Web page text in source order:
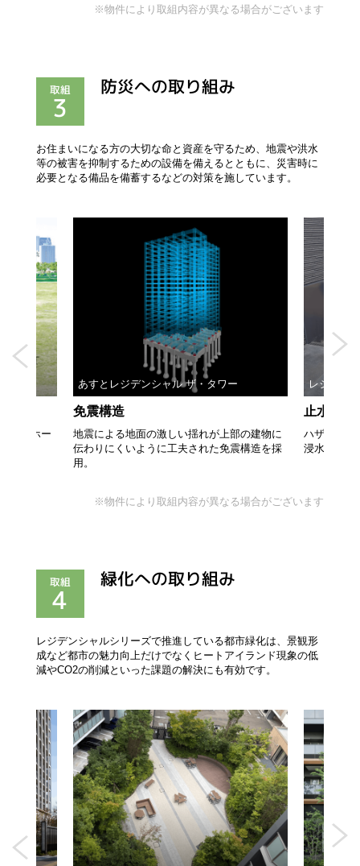
※物件により取組内容が異なる場合がございます
取組
3
防災への取り組み
お住まいになる方の大切な命と資産を守るため、地震や洪水
等の被害を抑制するための設備を備えるとともに、災害時に
必要となる備品を備蓄するなどの対策を施しています。
マンホー
あすとレジデンシャル ザ・タワー
免震構造
地震による地面の激しい揺れが上部の建物に
伝わりにくいように工夫された免震構造を採
用。
レジデン
止水板の
ハザードエ
浸水を抑制
※物件により取組内容が異なる場合がございます
取組
4
緑化への取り組み
レジデンシャルシリーズで推進している都市緑化は、景観形
成など都市の魅力向上だけでなくヒートアイランド現象の低
減やCO2の削減といった課題の解決にも有効です。